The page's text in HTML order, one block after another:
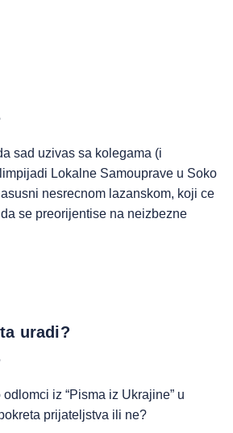
sad uzivas sa kolegama (i
Lokalne Samouprave u Soko
nesrecnom lazanskom, koji ce
se preorijentise na neizbezne
uradi?
iz “Pisma iz Ukrajine” u
prijateljstva ili ne?